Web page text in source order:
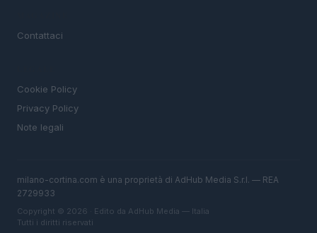
Contattaci
Cookie Policy
Privacy Policy
Note legali
milano-cortina.com è una proprietà di AdHub Media S.r.l. — REA
2729933
Copyright © 2026 · Edito da AdHub Media — Italia
Tutti i diritti riservati